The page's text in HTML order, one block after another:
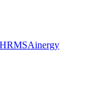
HRMSAinergy